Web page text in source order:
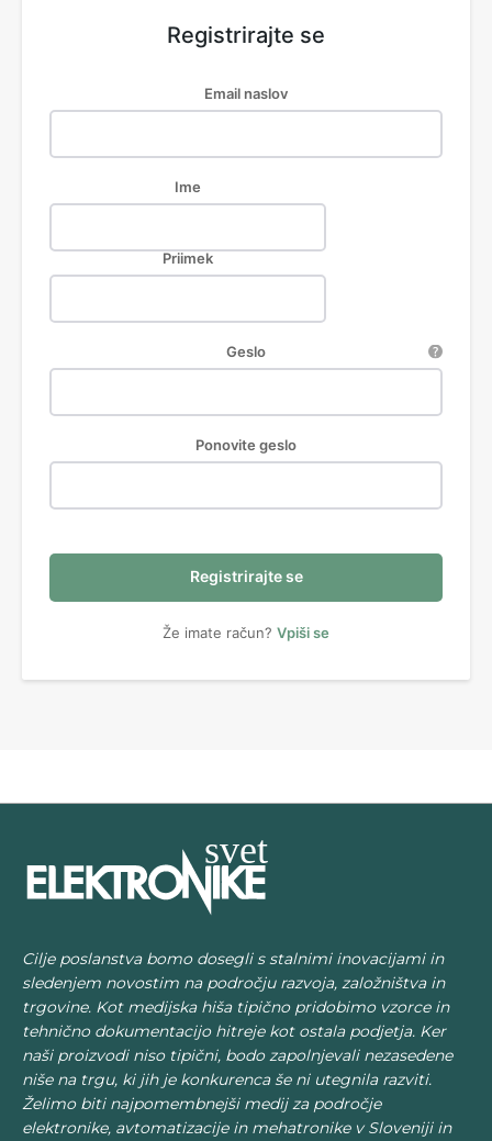
Registrirajte se
Email naslov
Ime
Priimek
Geslo
Ponovite geslo
Registrirajte se
Že imate račun? Vpiši se
Cilje poslanstva bomo dosegli s stalnimi inovacijami in
sledenjem novostim na področju razvoja, založništva in
trgovine. Kot medijska hiša tipično pridobimo vzorce in
tehnično dokumentacijo hitreje kot ostala podjetja. Ker
naši proizvodi niso tipični, bodo zapolnjevali nezasedene
niše na trgu, ki jih je konkurenca še ni utegnila razviti.
Želimo biti najpomembnejši medij za področje
elektronike, avtomatizacije in mehatronike v Sloveniji in